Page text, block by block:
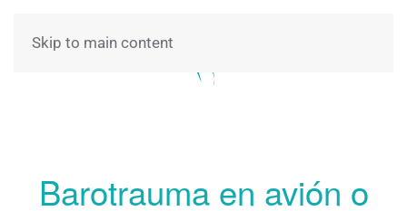
Skip to main content
Barotrauma en avión o